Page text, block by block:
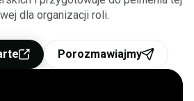
dla organizacji roli.
Porozmawiajmy